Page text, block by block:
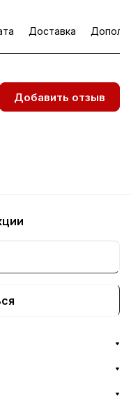
Доставка
Добавить отзыв